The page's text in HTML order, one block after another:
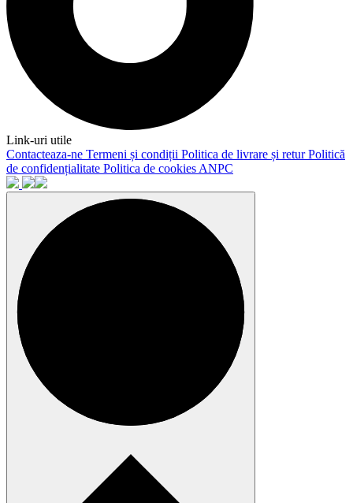
Link-uri utile
Contacteaza-ne Termeni și condiții Politica de livrare și returPolitică
de confidențialitate Politica de cookies ANPC